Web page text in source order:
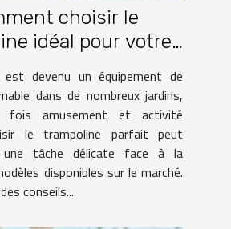
choisir le
idéal pour votre
est devenu un équipement de
dans de nombreux jardins,
amusement et activité
le trampoline parfait peut
tâche délicate face à la
disponibles sur le marché.
conseils...